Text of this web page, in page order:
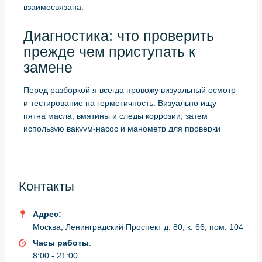
взаимосвязана.
Диагностика: что проверить
прежде чем приступать к
замене
Перед разборкой я всегда провожу визуальный осмотр
и тестирование на герметичность. Визуально ищу
пятна масла, вмятины и следы коррозии; затем
использую вакуум-насос и манометр для проверки
система теряет вакуум в течение теста, причиной
на нём.
Необходимые инструменты и
Контакты
Адрес:
Москва, Ленинградский Проспект д. 80, к. 66, пом. 104
Часы работы:
8:00 - 21:00